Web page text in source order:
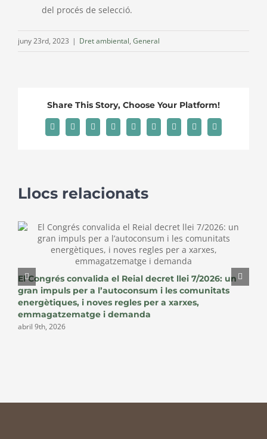
del procés de selecció.
juny 23rd, 2023 | Dret ambiental, General
Share This Story, Choose Your Platform!
Facebook
X RedditLinkedInWhatsAppTumblrPinterest
Vk Email:
Llocs relacionats
El Congrés convalida el Reial decret llei 7/2026: un
gran impuls per a l’autoconsum i les comunitats
energètiques, i noves regles per a xarxes,
emmagatzematge i demanda
abril 9th, 2026